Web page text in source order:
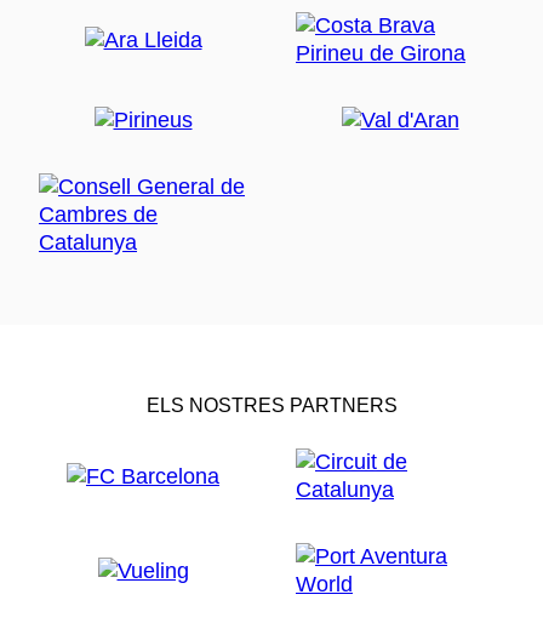
ELS NOSTRES PARTNERS